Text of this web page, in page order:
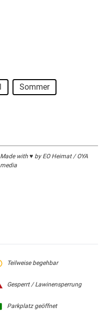
Sommer
Made with ♥ by EO Heimat / OYA
media
Teilweise begehbar
Gesperrt / Lawinensperrung
Parkplatz geöffnet